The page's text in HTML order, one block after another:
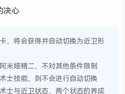
决心
，将会获得并自动切换为近卫形
米娅精二，不对其他条件限制
士技能，则不会进行自动切换
士与近卫状态，两个状态的养成